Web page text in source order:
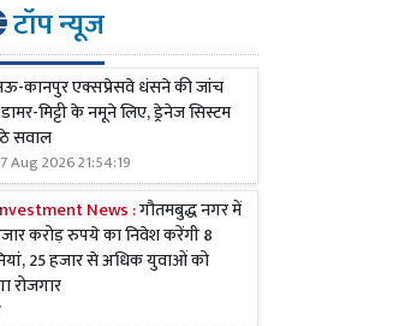
टॉप न्यूज
कानपुर एक्सप्रेसवे धंसने की जांच
मिट्टी के नमूने लिए, ड्रेनेज सिस्टम
सवाल
Aug 2026 21:54:19
News :गौतमबुद्ध नगर में
करोड़ रुपये का निवेश करेंगी 8
25 हजार से अधिक युवाओं को
रोजगार